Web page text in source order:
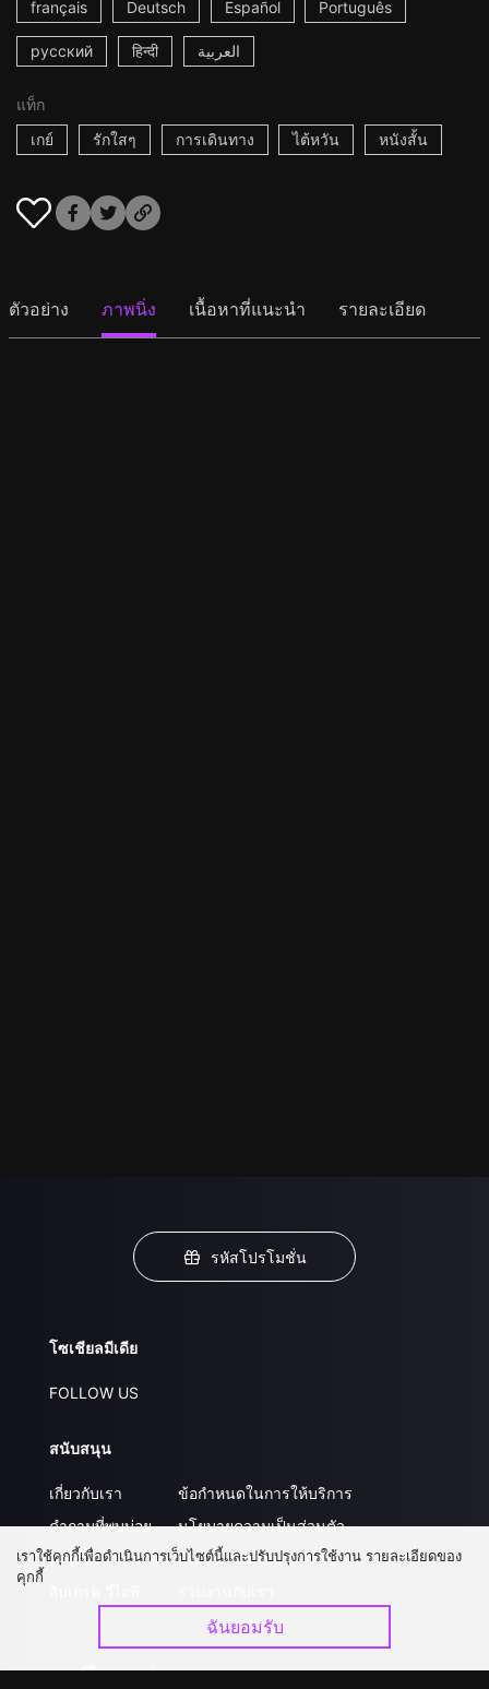
français Deutsch Español Português
русский हिन्दी العربية
แท็ก
เกย์
รักใสๆ การเดินทาง ไต้หวัน หนังสั้น
ตัวอย่าง ภาพนิ่ง เนื้อหาที่แนะนำ รายละเอียด
รหัสโปรโมชั่น
โซเชียลมีเดีย
FOLLOW US
สนับสนุน
เกี่ยวกับเรา
คำถามที่พบบ่อย
ติดต่อเรา
ข้อกำหนดในการให้บริการ
นโยบายความเป็นส่วนตัว
ส่งผลงานของคุณ
ดาวน์โหลดแอป
เราใช้คุกกี้เพื่อดำเนินการเว็บไซต์นี้และปรับปรุงการใช้งาน รายละเอียดของ
คุกกี้
ฉันยอมรับ